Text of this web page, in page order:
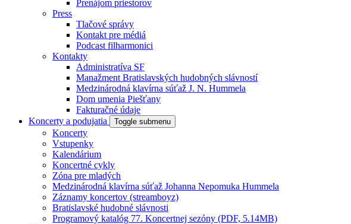
Prenájom priestorov
Press
Tlačové správy
Kontakt pre médiá
Podcast filharmonici
Kontakty
Administratíva SF
Manažment Bratislavských hudobných slávností
Medzinárodná klavírna súťaž J. N. Hummela
Dom umenia Piešťany
Fakturačné údaje
Koncerty a podujatia
Toggle submenu
Koncerty
Vstupenky
Kalendárium
Koncertné cykly
Zóna pre mladých
Medzinárodná klavírna súťaž Johanna Nepomuka Hummela
Záznamy koncertov (streamboyz)
Bratislavské hudobné slávnosti
Programový katalóg 77. Koncertnej sezóny (PDF, 5.14MB)